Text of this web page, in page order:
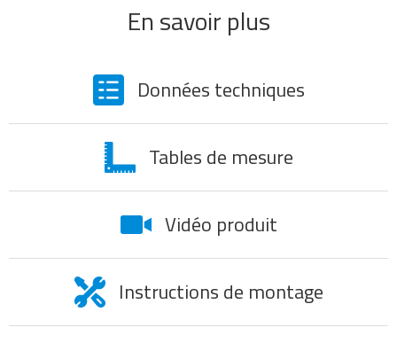
En savoir plus
Données techniques
Tables de mesure
Vidéo produit
Instructions de montage